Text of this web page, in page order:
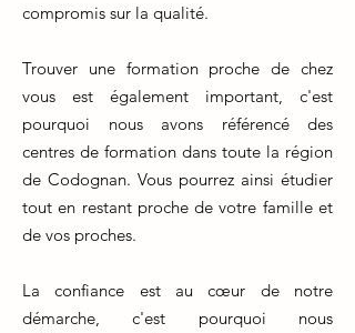
compromis sur la qualité.
Trouver une formation proche de chez
vous est également important, c'est
pourquoi nous avons référencé des
centres de formation dans toute la région
de Codognan. Vous pourrez ainsi étudier
tout en restant proche de votre famille et
de vos proches.
La confiance est au cœur de notre
démarche, c'est pourquoi nous